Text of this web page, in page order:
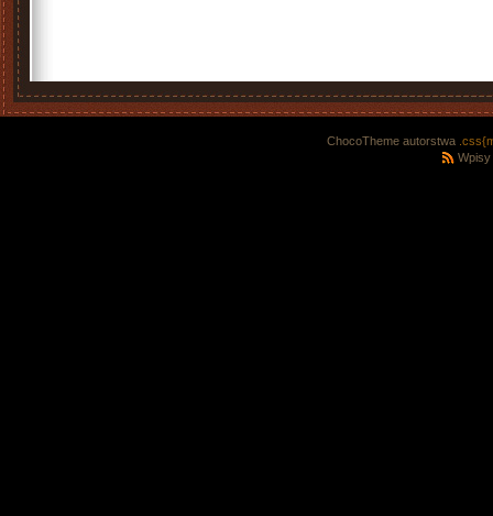
ChocoTheme autorstwa
Wpisy